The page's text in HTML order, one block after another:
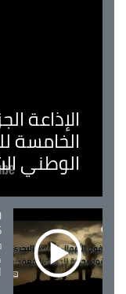
الإذاعة
الخامسة
الوطني